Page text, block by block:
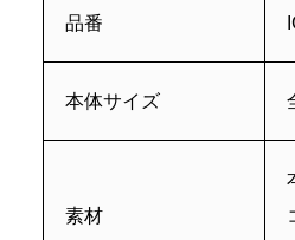
品番
本体サイズ
素材